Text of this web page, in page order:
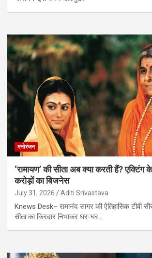
मनोरंजन
‘रामायण’ की सीता अब क्या करती हैं? एक्टिंग
करोड़ों का बिजनेस
July 31, 2026 Aditi Srivastava
Knews Desk– रामानंद सागर की ऐतिहासिक टीवी
सीता का किरदार निभाकर घर-घर…